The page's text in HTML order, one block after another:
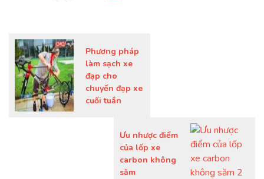
Phương pháp
làm sạch xe
đạp cho
chuyến đạp xe
cuối tuần
Ưu nhược điểm
của lốp xe
carbon không
săm